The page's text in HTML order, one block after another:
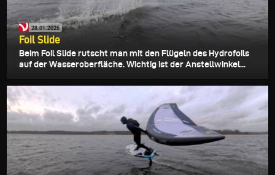
28.01.2026
Foil Slide
Beim Foil Slide rutscht man mit den Flügeln des Hydrofoils
auf der Wasseroberfläche. Wichtig ist der Anstellwinkel...